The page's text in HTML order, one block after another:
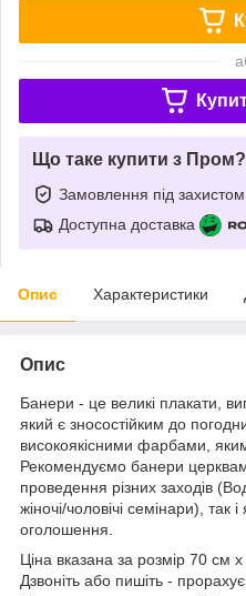
Що таке купити з Пром?
Замовлення під захистом
Доступна доставка
Опис Характеристики
Опис
Банери - це великі плакати,
який є зносостійким до
високоякісними фарбами,
Рекомендуємо банери
проведення різних заходів
жіночі/чоловічі семінари), так
оголошення.
Ціна вказана за розмір 70 см
Дзвоніть або пишіть -